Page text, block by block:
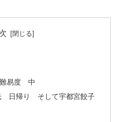
易度 中
日帰り そして宇都宮餃子